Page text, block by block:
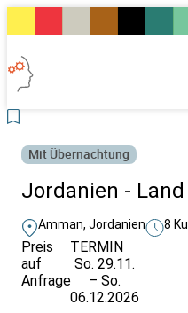
Mit Übernachtung
Jordanien -
Amman, Jordanien 8
Preis
auf
Anfrage
TERMIN
So. 29.11.
– So.
06.12.2026